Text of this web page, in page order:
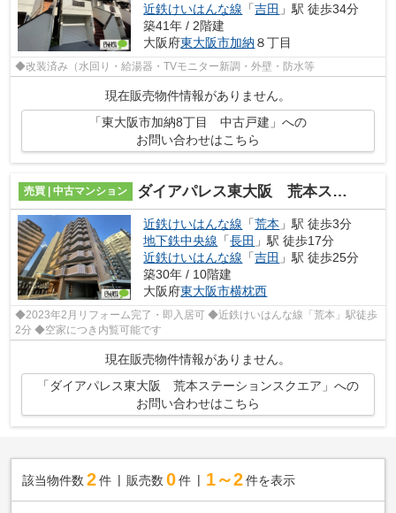
近鉄けいはんな線 「吉田 」駅 徒歩34分
築41年 / 2階建
大阪府東大阪市加納 ８丁目
◆改装済み（水回り・給湯器・TVモニター新調・外壁・防水等
現在販売物件情報がありません。
「東大阪市加納8丁目 中古戸建」への
お問い合わせはこちら
売買 | 中古マンション ダイアパレス東大阪 荒本ステーションスクエア
近鉄けいはんな線 「荒本 」駅 徒歩3分
地下鉄中央線 「長田 」駅 徒歩17分
近鉄けいはんな線 「吉田 」駅 徒歩25分
築30年 / 10階建
大阪府東大阪市横枕西
◆2023年2月リフォーム完了・即入居可 ◆近鉄けいはんな線「荒本」駅徒歩
2分 ◆空家につき内覧可能です
現在販売物件情報がありません。
「ダイアパレス東大阪 荒本ステーションスクエア」への
お問い合わせはこちら
該当物件数 2件 販売数 0 件 1～2 件を表示